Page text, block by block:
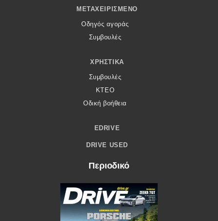
ΜΕΤΑΧΕΙΡΙΣΜΈΝΟ
Οδηγός αγοράς
Συμβουλές
ΧΡΗΣΤΙΚΆ
Συμβουλές
ΚΤΕΟ
Οδική βοήθεια
EDRIVE
DRIVE USED
Περιοδικό